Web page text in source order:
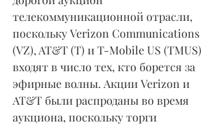
телекоммуникационной отрасли,
поскольку Verizon Communications
(VZ), AT&T (T) и T-Mobile US (TMUS)
входят в число тех, кто борется за
эфирные волны. Акции Verizon и
AT&T были распроданы во время
аукциона, поскольку торги